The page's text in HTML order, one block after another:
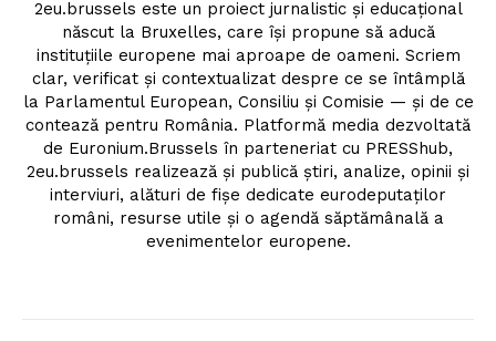
2eu.brussels este un proiect jurnalistic și educațional
născut la Bruxelles, care își propune să aducă
instituțiile europene mai aproape de oameni. Scriem
clar, verificat și contextualizat despre ce se întâmplă
la Parlamentul European, Consiliu și Comisie — și de ce
contează pentru România. Platformă media dezvoltată
de Euronium.Brussels în parteneriat cu PRESShub,
2eu.brussels realizează și publică știri, analize, opinii și
interviuri, alături de fișe dedicate eurodeputaților
români, resurse utile și o agendă săptămânală a
evenimentelor europene.